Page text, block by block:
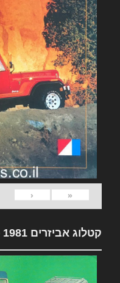
«
‹
קטלוג אביזרים 1981 Jeep